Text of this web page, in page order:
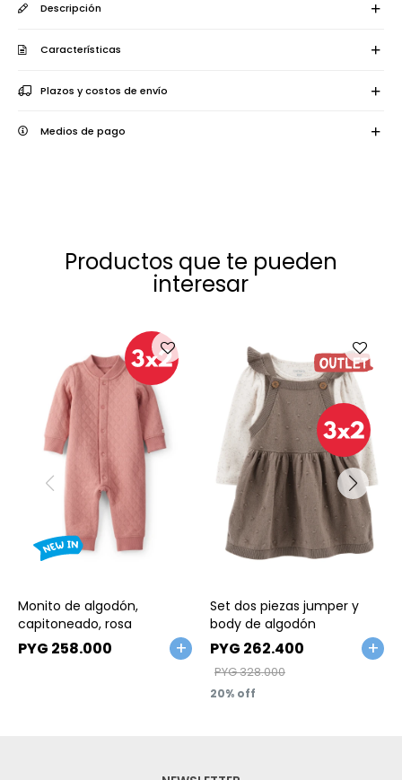
Descripción
Características
Plazos y costos de envío
Medios de pago
Productos que te pueden
interesar
Monito de algodón,
capitoneado, rosa
PYG 258.000
Set dos piezas jumper y
body de algodón
PYG 262.400
PYG328.000
20